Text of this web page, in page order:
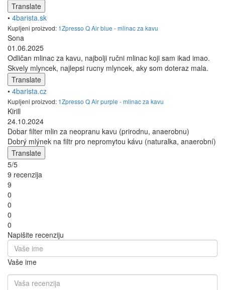
Translate
• 4barista.sk
Kupljeni proizvod: 1Zpresso Q Air blue - mlinac za kavu
Sona
01.06.2025
Odličan mlinac za kavu, najbolji ručni mlinac koji sam ikad imao.
Skvely mlyncek, najlepsi rucny mlyncek, aky som doteraz mala.
Translate
• 4barista.cz
Kupljeni proizvod: 1Zpresso Q Air purple - mlinac za kavu
Kirill
24.10.2024
Dobar filter mlin za neopranu kavu (prirodnu, anaerobnu)
Dobrý mlýnek na filtr pro nepromytou kávu (naturalka, anaerobní)
Translate
5/5
9 recenzija
9
0
0
0
0
Napišite recenziju
Vaše ime